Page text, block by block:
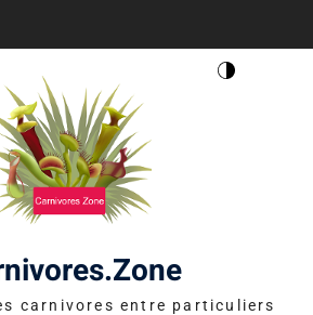
carnivores entre particuliers